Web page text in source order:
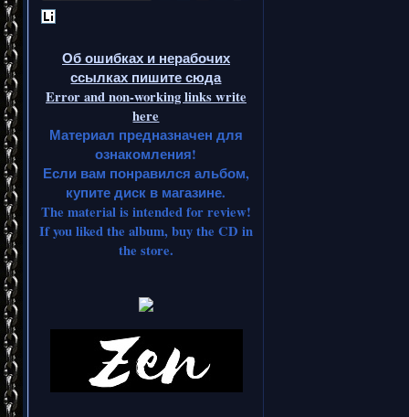
Об ошибках и нерабочих
ссылках пишите сюда
Error and non-working links write
here
Материал предназначен для
ознакомления!
Если вам понравился альбом,
купите диск в магазине.
The material is intended for review!
If you liked the album, buy the CD in
the store.